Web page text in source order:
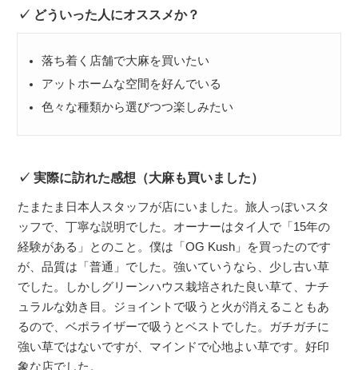
どういった人にオススメか？
落ち着く店舗で大麻を買いたい
アットホームな空間を好んでいる
色々な種類から選びつつ楽しみたい
実際に訪れた感想（大麻も買いました）
たまたま日本人スタッフが店にいました。旅人っぽいスタ
ッフで、丁寧な説明でした。オーナーはタイ人で「15年の
経験がある」とのこと。僕は「OG Kush」を買ったのです
が、品質は「普通」でした。強いていうなら、少し古い草
でした。しかしグリーンハウス栽培された良い草て、ナチ
ュラルな効き目。ジョイントで吸うと火が消えることもあ
るので、ベポライザーで吸うとベストでした。ガチガチに
強い草ではないですが、マインドで心地よい草です。好印
象な店でした。